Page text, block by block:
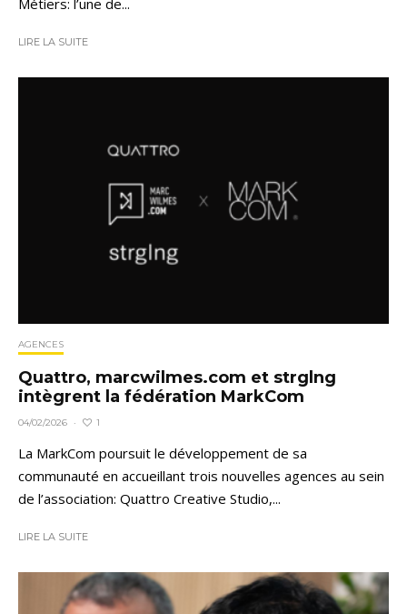
Métiers: l’une de...
LIRE LA SUITE
AGENCES
Quattro, marcwilmes.com et strglng
intègrent la fédération MarkCom
04/02/2026 · 1
La MarkCom poursuit le développement de sa
communauté en accueillant trois nouvelles agences au sein
de l’association: Quattro Creative Studio,...
LIRE LA SUITE